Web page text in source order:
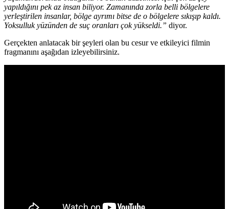
yapıldığını pek az insan biliyor. Zamanında zorla belli bölgelere
yerleştirilen insanlar, bölge ayrımı bitse de o bölgelere sıkışıp kaldı.
Yoksulluk yüzünden de suç oranları çok yükseldi.” diyor.
Gerçekten anlatacak bir şeyleri olan bu cesur ve etkileyici filmin
fragmanını aşağıdan izleyebilirsiniz.